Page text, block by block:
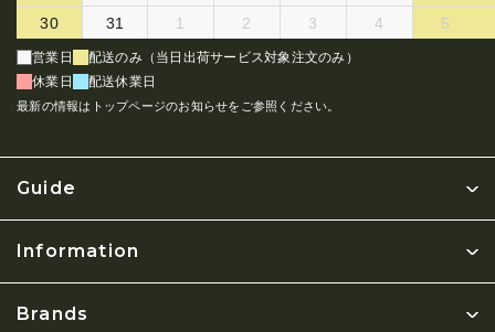
Guide
Information
Brands
30
31 1 2 3 4 5
営業日
配送のみ（当日出荷サービス対象注文のみ）
休業日
配送休業日
最新の情報はトップページのお知らせをご参照ください。